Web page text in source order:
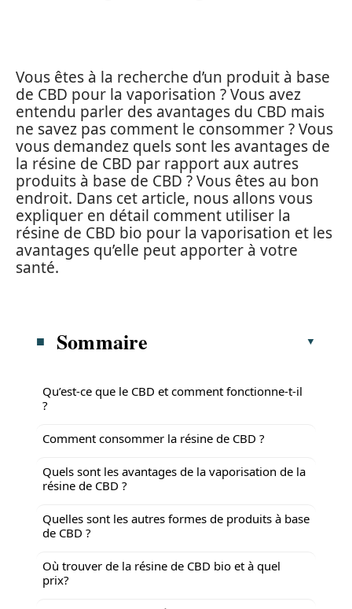
Vous êtes à la recherche d’un produit à base
de CBD pour la vaporisation ? Vous avez
entendu parler des avantages du CBD mais
ne savez pas comment le consommer ? Vous
vous demandez quels sont les avantages de
la résine de CBD par rapport aux autres
produits à base de CBD ? Vous êtes au bon
endroit. Dans cet article, nous allons vous
expliquer en détail comment utiliser la
résine de CBD bio pour la vaporisation et les
avantages qu’elle peut apporter à votre
santé.
Sommaire
Qu’est-ce que le CBD et comment fonctionne-t-il
?
Comment consommer la résine de CBD ?
Quels sont les avantages de la vaporisation de la
résine de CBD ?
Quelles sont les autres formes de produits à base
de CBD ?
Où trouver de la résine de CBD bio et à quel
prix?